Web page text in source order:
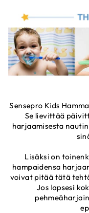
Sensepro Kids
Se lievittää
harjaamisesta
Lisäksi on
hampaidensa
voivat pitää tätä
Jos lapsesi